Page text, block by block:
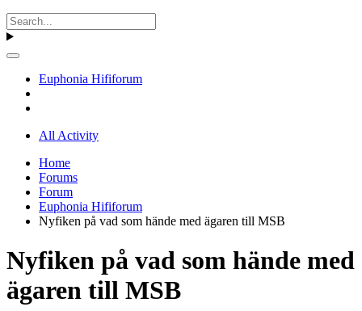
Euphonia Hififorum
All Activity
Home
Forums
Forum
Euphonia Hififorum
Nyfiken på vad som hände med ägaren till MSB
Nyfiken på vad som hände med
ägaren till MSB